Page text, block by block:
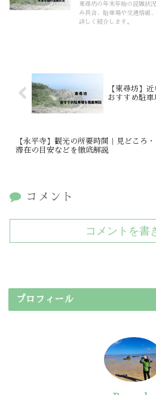
東尋坊の年末年始の混雑状
み具合、駐車場や交通情報
詳しく紹介します。
【東尋坊】
おすすめ駐
【永平寺】観光の所要時間｜見どころ・
滞在の目安などを徹底解説
コメント
コメントを書
プロフィール